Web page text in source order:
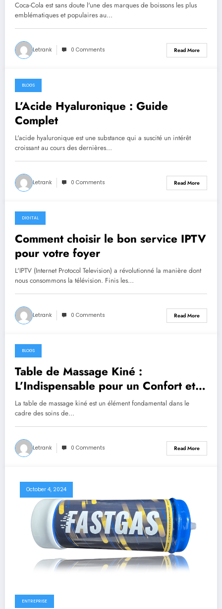
Coca-Cola est sans doute l'une des marques de boissons les plus
emblématiques et populaires au…
Letrank 0 Comments Read More
October 12, 2024
BLOGS
L’Acide Hyaluronique : Guide
Complet
L'acide hyaluronique est une substance qui a suscité un intérêt
croissant au cours des dernières…
Letrank 0 Comments Read More
October 10, 2024
DIGITAL
Comment choisir le bon service IPTV
pour votre foyer
L'IPTV (Internet Protocol Television) a révolutionné la manière dont
nous consommons la télévision. Finis les…
Letrank 0 Comments Read More
October 8, 2024
BLOGS
Table de Massage Kiné :
L’Indispensable pour un Confort et
une Efficacité Maximaux dans les
Soins de Rééducation
La table de massage kiné est un élément fondamental dans le
cadre des soins de…
Letrank 0 Comments Read More
October 4, 2024
ENTREPRISE